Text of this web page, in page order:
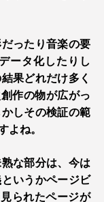
ったり音楽の要
ータ化したりし
果どれだけ多く
作の物が広がっ
しその検証の範
よね。
な部分は、今は
いうかページビ
られたページが